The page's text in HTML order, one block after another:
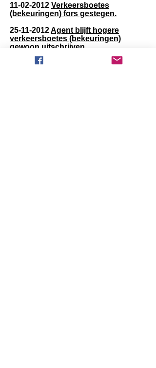
11-02-2012 Verkeersboetes
(bekeuringen) fors gestegen.
25-11-2012Agent blijft hogere
verkeersboetes (bekeuringen)
gewoon uitschrijven.